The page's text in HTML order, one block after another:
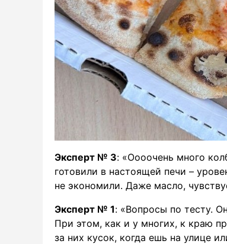
Эксперт № 3: «Оооочень много
готовили в настоящей печи –
не экономили. Даже масло,
Эксперт № 1: «Вопросы по тесту.
При этом, как и у многих, к краю
за них кусок, когда ешь на улице